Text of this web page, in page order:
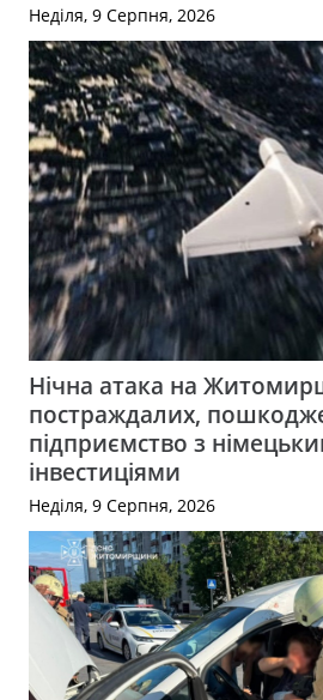
Неділя, 9 Серпня, 2026
Нічна атака на
постраждалих,
підприємство з
інвестиціями
Неділя, 9 Серпня, 2026